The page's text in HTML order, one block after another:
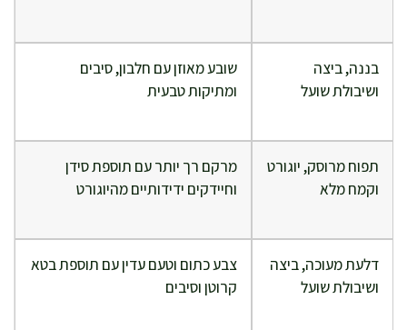
בננה, ביצה
ושיבולת שועל
שובע מאוזן עם חלבון, סיבים
ומתיקות טבעית
תפוח מרוסק, יוגורט
וקמח מלא
מרקם רך יותר עם תוספת סידן
וחיידקים ידידותיים מהיוגורט
דלעת מעוכה, ביצה
ושיבולת שועל
צבע כתום וטעם עדין עם תוספת בטא
קרוטן וסיבים